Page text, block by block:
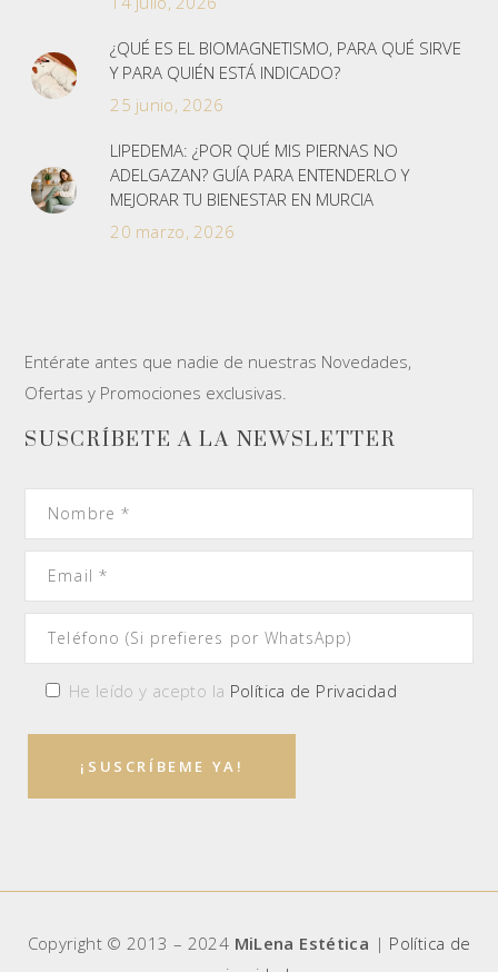
¿QUÉ ES EL BIOMAGNETISMO, PARA QUÉ SIRVE
Y PARA QUIÉN ESTÁ INDICADO?
25 junio, 2026
LIPEDEMA: ¿POR QUÉ MIS PIERNAS NO
ADELGAZAN? GUÍA PARA ENTENDERLO Y
MEJORAR TU BIENESTAR EN MURCIA
20 marzo, 2026
Entérate antes que nadie de nuestras Novedades,
Ofertas y Promociones exclusivas.
SUSCRÍBETE A LA NEWSLETTER
He leído y acepto la Política de Privacidad
Copyright © 2013 – 2024 MiLena Estética | Política de